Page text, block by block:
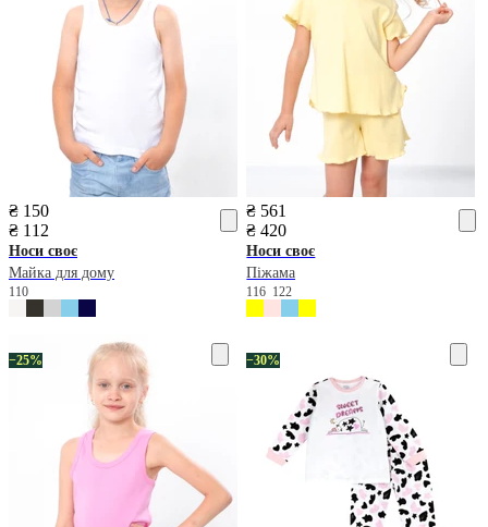
₴ 150
₴ 112
Носи своє
Майка для дому
110
₴ 561
₴ 420
Носи своє
Піжама
116 122
−25% −30%